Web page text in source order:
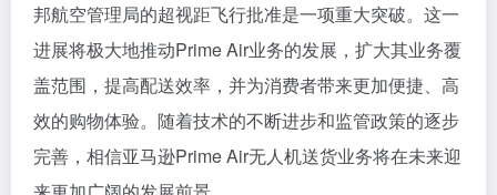
邦航空管理局的超视距飞行批准是一项重大突破。这一
进展将极大地推动Prime Air业务的发展，扩大其业务覆
盖范围，提高配送效率，并为消费者带来更加便捷、高
效的购物体验。随着技术的不断进步和监管政策的逐步
完善，相信亚马逊Prime Air无人机送货业务将在未来迎